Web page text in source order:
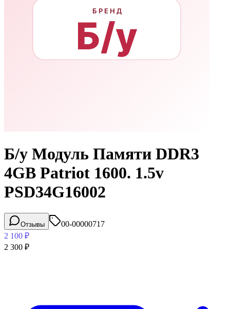
Б/у Модуль Памяти DDR3
4GB Patriot 1600. 1.5v
PSD34G16002
Отзывы
00-00000717
2 100 ₽
2 300 ₽